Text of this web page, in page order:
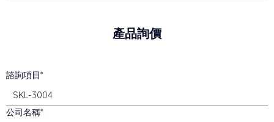
產品詢價
諮詢項目
公司名稱